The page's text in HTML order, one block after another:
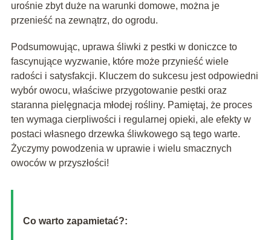
urośnie zbyt duże na warunki domowe, można je
przenieść na zewnątrz, do ogrodu.
Podsumowując, uprawa śliwki z pestki w doniczce to
fascynujące wyzwanie, które może przynieść wiele
radości i satysfakcji. Kluczem do sukcesu jest odpowiedni
wybór owocu, właściwe przygotowanie pestki oraz
staranna pielęgnacja młodej rośliny. Pamiętaj, że proces
ten wymaga cierpliwości i regularnej opieki, ale efekty w
postaci własnego drzewka śliwkowego są tego warte.
Życzymy powodzenia w uprawie i wielu smacznych
owoców w przyszłości!
Co warto zapamietać?: